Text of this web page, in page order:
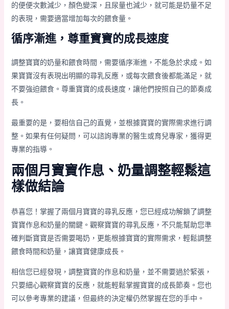
的便便次數減少，顏色變深，且尿量也減少，就可能是奶量不足
的表現，需要適當增加每次的餵食量。
循序漸進，尊重寶寶的成長速度
調整寶寶的奶量和餵食時間，需要循序漸進，不能急於求成。如
果寶寶沒有表現出明顯的尋乳反應，或每次餵食後都能滿足，就
不要強迫餵食。尊重寶寶的成長速度，讓他們按照自己的節奏成
長。
最重要的是，要相信自己的直覺，並根據寶寶的實際需求進行調
整。如果有任何疑問，可以諮詢專業的醫生或育兒專家，獲得更
專業的指導。
兩個月寶寶作息、奶量調整輕鬆這
樣做結論
恭喜您！掌握了兩個月寶寶的尋乳反應，您已經成功解鎖了調整
寶寶作息和奶量的關鍵。觀察寶寶的尋乳反應，不只能幫助您準
確判斷寶寶是否需要喝奶，更能根據寶寶的實際需求，輕鬆調整
餵食時間和奶量，讓寶寶健康成長。
相信您已經發現，調整寶寶的作息和奶量，並不需要過於緊張，
只要細心觀察寶寶的反應，就能輕鬆掌握寶寶的成長節奏。您也
可以參考專業的建議，但最終的決定權仍然掌握在您的手中。